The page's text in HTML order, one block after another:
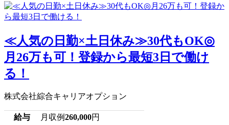
≪人気の日勤×土日休み≫30代もOK◎
月26万も可！登録から最短3日で働け
る！
株式会社綜合キャリアオプション
給与 月収例260,000円